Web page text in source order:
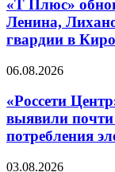
«Т Плюс»
Ленина,
гвардии в
06.08.2026
«Россети
выявили почти
потребления
03.08.2026